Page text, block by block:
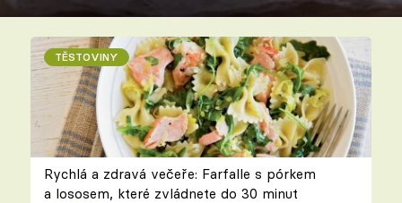
TĚSTOVINY
Rychlá a zdravá večeře: Farfalle s pórkem
a lososem, které zvládnete do 30 minut